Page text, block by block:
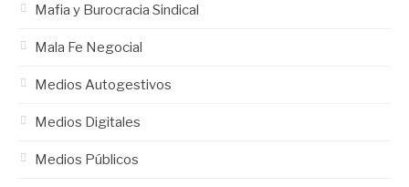
Mafia y Burocracia Sindical
Mala Fe Negocial
Medios Autogestivos
Medios Digitales
Medios Públicos